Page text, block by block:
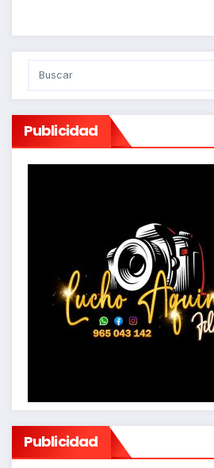
Publicidad
Publicidad